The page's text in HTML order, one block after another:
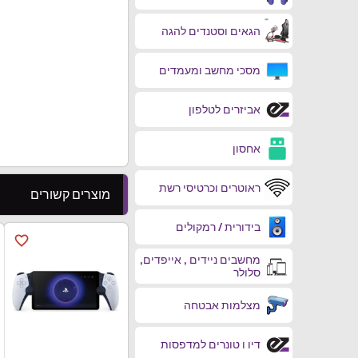
הגאים וסטנדים להגה
מסכי מחשב ומעמדים
אביזרים לטלפון
אחסון
ראוטרים וכרטיסי רשת
בידורית / רמקולים
מחשבים ניידים , אייפדים,
סלולר
מצלמות אבטחה
דיו ו טונרים למדפסות
מוצרים קשורים
favorite_border